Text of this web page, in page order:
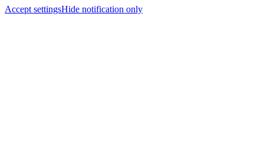
Accept settingsHide notification only